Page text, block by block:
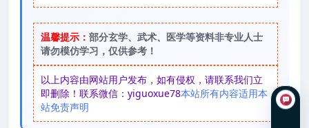
温馨提示： 部分玄学、武术、医学等资料非专业人士
请勿模仿学习，仅供参考！
以上内容由网站用户发布，如有侵权，请联系我们立
即删除！联系微信：yiguoxue78本站所有内容适用本
站免责声明